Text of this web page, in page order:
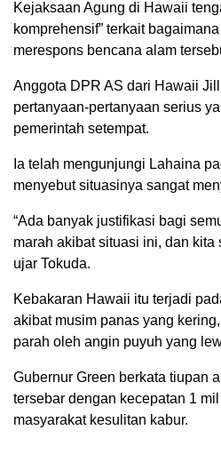
Kejaksaan Agung di Hawaii
komprehensif” terkait
merespons bencana alam
Anggota DPR AS dari Hawaii
pertanyaan-pertanyaan serius
pemerintah setempat.
Ia telah mengunjungi Lahaina
menyebut situasinya sangat
“Ada banyak justifikasi bagi
marah akibat situasi ini, dan kita
ujar Tokuda.
Kebakaran Hawaii itu terjadi
akibat musim panas yang
parah oleh angin puyuh yang
Gubernur Green berkata tiupan
tersebar dengan kecepatan 1
masyarakat kesulitan kabur.